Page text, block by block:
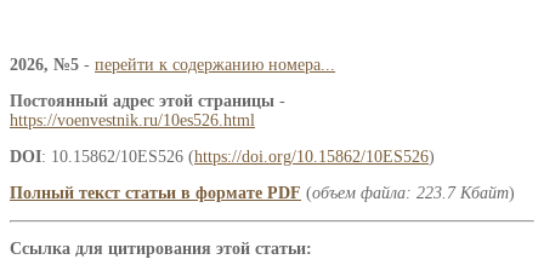
2026, №5 - перейти к содержанию номера...
Постоянный адрес этой страницы -
https://voenvestnik.ru/10es526.html
DOI: 10.15862/10ES526 (https://doi.org/10.15862/10ES526)
Полный текст статьи в формате PDF (объем файла: 223.7 Кбайт)
Ссылка для цитирования этой статьи: